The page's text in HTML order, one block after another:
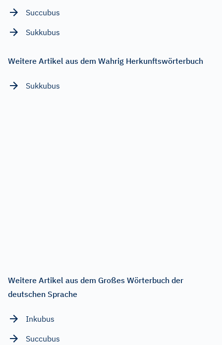
Succubus
Sukkubus
Weitere Artikel aus dem Wahrig Herkunftswörterbuch
Sukkubus
Weitere Artikel aus dem Großes Wörterbuch der
deutschen Sprache
Inkubus
Succubus